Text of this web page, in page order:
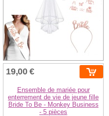
19,00 €
Ensemble de mariée pour
enterrement de vie de jeune fille
Bride To Be - Monkey Business
- 5 pièces